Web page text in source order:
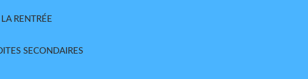
RENTRÉE
SECONDAIRES